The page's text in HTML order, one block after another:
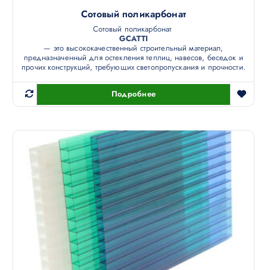
Сотовый поликарбонат
Сотовый поликарбонат
GCATTI
— это высококачественный строительный материал,
предназначенный для остекления теплиц, навесов, беседок и
прочих конструкций, требующих светопропускания и прочности.
Подробнее